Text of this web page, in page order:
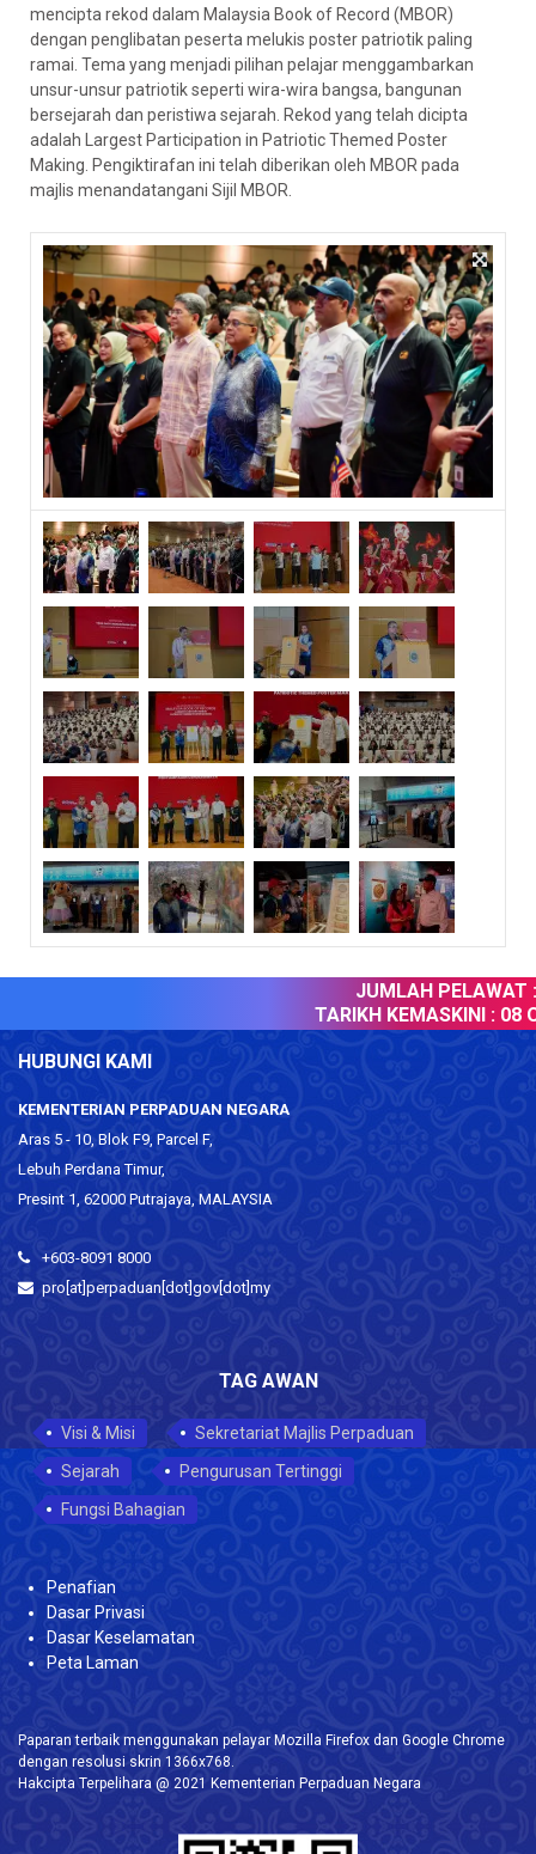
mencipta rekod dalam Malaysia Book of Record (MBOR)
dengan penglibatan peserta melukis poster patriotik paling
ramai. Tema yang menjadi pilihan pelajar menggambarkan
unsur-unsur patriotik seperti wira-wira bangsa, bangunan
bersejarah dan peristiwa sejarah. Rekod yang telah dicipta
adalah Largest Participation in Patriotic Themed Poster
Making. Pengiktirafan ini telah diberikan oleh MBOR pada
majlis menandatangani Sijil MBOR.
JUMLAH PELAWAT :
TARIKH KEMASKINI : 08
HUBUNGI KAMI
KEMENTERIAN PERPADUAN NEGARA
Aras 5 - 10, Blok F9, Parcel F,
Lebuh Perdana Timur,
Presint 1, 62000 Putrajaya, MALAYSIA
+603-8091 8000
pro[at]perpaduan[dot]gov[dot]my
TAG AWAN
Visi & Misi
Sekretariat Majlis Perpaduan
Sejarah
Pengurusan Tertinggi
Fungsi Bahagian
Penafian
Dasar Privasi
Dasar Keselamatan
Peta Laman
Paparan terbaik menggunakan pelayar Mozilla Firefox dan Google Chrome
dengan resolusi skrin 1366x768.
Hakcipta Terpelihara @ 2021 Kementerian Perpaduan Negara